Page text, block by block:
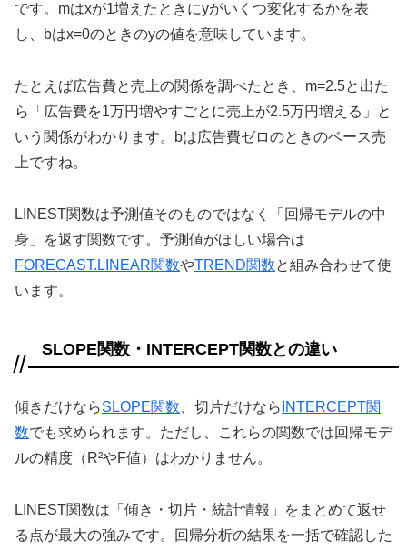
です。mはxが1増えたときにyがいくつ変化するかを表
し、bはx=0のときのyの値を意味しています。
たとえば広告費と売上の関係を調べたとき、m=2.5と出た
ら「広告費を1万円増やすごとに売上が2.5万円増える」と
いう関係がわかります。bは広告費ゼロのときのベース売
上ですね。
LINEST関数は予測値そのものではなく「回帰モデルの中
身」を返す関数です。予測値がほしい場合は
FORECAST.LINEAR関数やTREND関数と組み合わせて使
います。
SLOPE関数・INTERCEPT関数との違い
傾きだけならSLOPE関数 、切片だけなら INTERCEPT関
数でも求められます。ただし、これらの関数では回帰モデ
ルの精度（R²やF値）はわかりません。
LINEST関数は「傾き・切片・統計情報」をまとめて返せ
る点が最大の強みです。回帰分析の結果を一括で確認した